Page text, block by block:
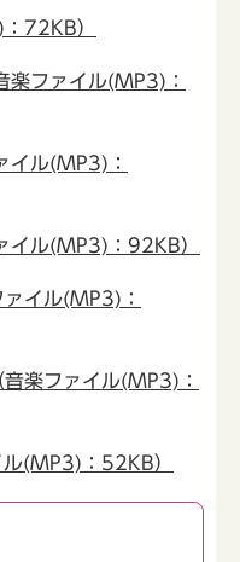
72KB）
楽ファイル(MP3)：
イル(MP3)：
イル(MP3)：92KB）
イル(MP3)：
楽ファイル(MP3)：
(MP3)：52KB）